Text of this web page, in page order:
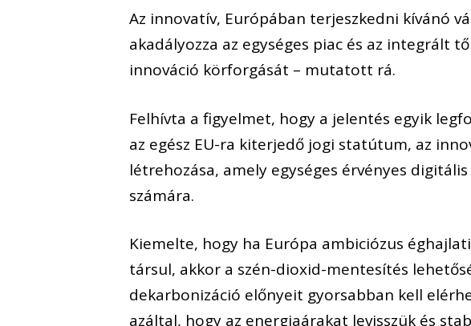
Az innovatív, Európában terjeszkedni kívánó
akadályozza az egységes piac és az integrált
innováció körforgását – mutatott rá.
Felhívta a figyelmet, hogy a jelentés egyik
az egész EU-ra kiterjedő jogi statútum, az
létrehozása, amely egységes érvényes
számára.
Kiemelte, hogy ha Európa ambiciózus
társul, akkor a szén-dioxid-mentesítés
dekarbonizáció előnyeit gyorsabban kell
azáltal, hogy az energiaárakat levisszük és